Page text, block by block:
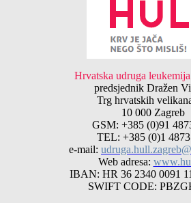
Hrvatska udruga
predsjednik Dražen
Trg hrvatskih
10 000 Zagreb
GSM: +385 (0)91
TEL: +385 (0)1 4873
e-mail:
Web adresa:
IBAN: HR 36 2340 0091
SWIFT CODE: